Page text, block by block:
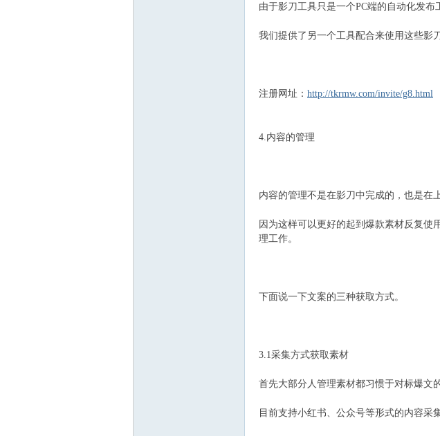
由于影刀工具只是一个PC端的自动化发
我们提供了另一个工具配合来使用这些影
注册网址： http://tkrmw.com/invite/g8.html
4.内容的管理
内容的管理不是在影刀中完成的，也是在
因为这样可以更好的起到爆款素材反复使
理工作。
下面说一下文案的三种获取方式。
3.1采集方式获取素材
首先大部分人管理素材都习惯于对标爆文
目前支持小红书、公众号等形式的内容采集